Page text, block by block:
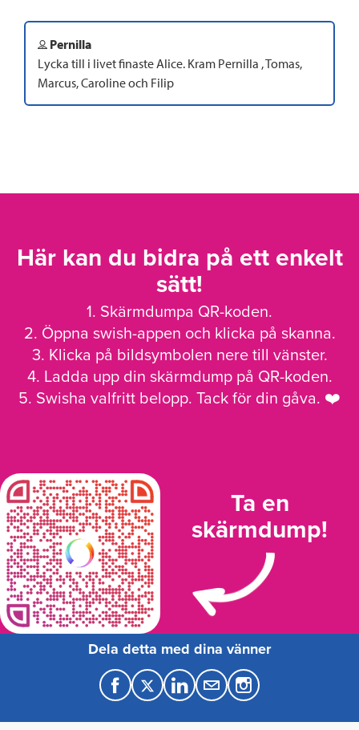
Pernilla
Lycka till i livet finaste Alice. Kram Pernilla , Tomas,
Marcus, Caroline och Filip
Här kan du bidra på ett enkelt
sätt!
1. Skärmdumpa QR-koden.
2. Öppna swish-appen och klicka på skanna.
3. Klicka på bildsymbolen nere till vänster.
4. Ladda upp din skärmdump på QR-koden.
5. Swisha valfritt belopp. Tack för din gåva. ❤️
Ta en
skärmdump!
Dela detta med dina vänner
F
a
T
w
L
i
M
a